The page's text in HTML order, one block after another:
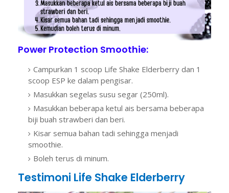
Power Protection Smoothie:
Campurkan 1 scoop Life Shake Elderberry dan 1
scoop ESP ke dalam pengisar.
Masukkan segelas susu segar (250ml).
Masukkan beberapa ketul ais bersama beberapa
biji buah strawberi dan beri.
Kisar semua bahan tadi sehingga menjadi
smoothie.
Boleh terus di minum.
Testimoni Life Shake Elderberry